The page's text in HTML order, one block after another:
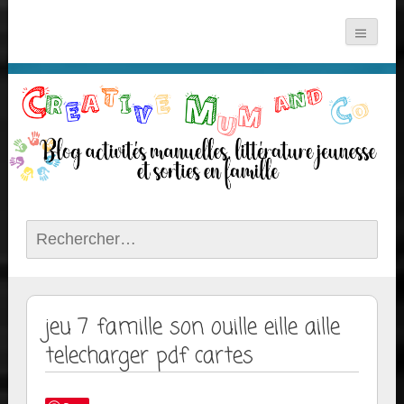
Rechercher :
jeu 7 famille son ouille eille aille
telecharger pdf cartes